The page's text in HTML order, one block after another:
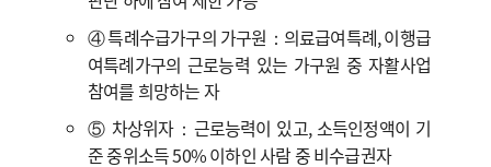
④ 특례수급가구의 가구원：의료급여특례, 이행급
여특례가구의 근로능력 있는 가구원 중 자활사업
참여를 희망하는 자
⑤ 차상위자：근로능력이 있고, 소득인정액이 기
준 중위소득 50% 이하인 사람 중 비수급권자